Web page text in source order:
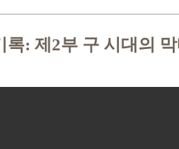
록: 제2부 구 시대의